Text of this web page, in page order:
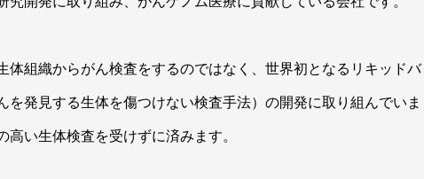
体組織からがん検査をするのではなく、世界初となるリキッドバ
を発見する生体を傷つけない検査手法）の開発に取り組んでいま
い生体検査を受けずに済みます。